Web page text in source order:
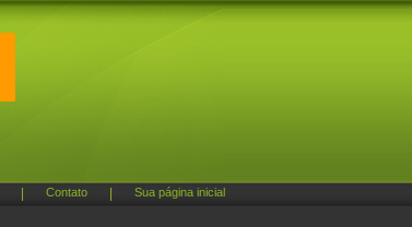
Contato Sua página inicial